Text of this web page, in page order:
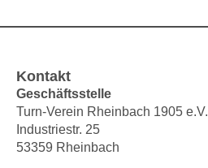
Kontakt
Geschäftsstelle
Turn-Verein Rheinbach 1905 e.V.
Industriestr. 25
53359 Rheinbach